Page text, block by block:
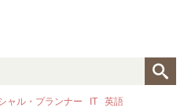
ャル・プランナー IT 英語